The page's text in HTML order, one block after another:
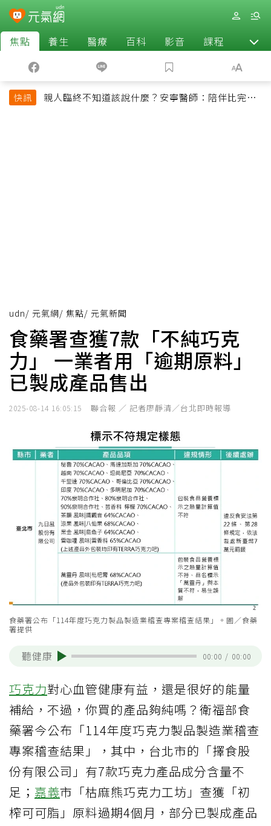
焦點 養生 醫療 百科 影音 課程 退休
快訊
親人臨終不知道該說什麼？安寧醫師：陪伴比完美
udn/ 元氣網/ 焦點/ 元氣新聞
食藥署查獲7款「不純巧克
力」 一業者用「逾期原料」
已製成產品售出
2025-08-14 16:05:15 聯合報 ／ 記者廖靜清／台北即時報導
食藥署公布「114年度巧克力製品製造業稽查專案稽查結果」。圖／食藥
署提供
聽健康 00:00 / 00:00
巧克力對心血管健康有益，還是很好的能量
補給，不過，你買的產品夠純嗎？衛福部食
藥署今公布「114年度巧克力製品製造業稽查
專案稽查結果」，其中，台北市的「擇食股
份有限公司」有7款巧克力產品成分含量不
足； 嘉義市「枯麻熊巧克力工坊」查獲「初
榨可可脂」原料過期4個月，部分已製成產品